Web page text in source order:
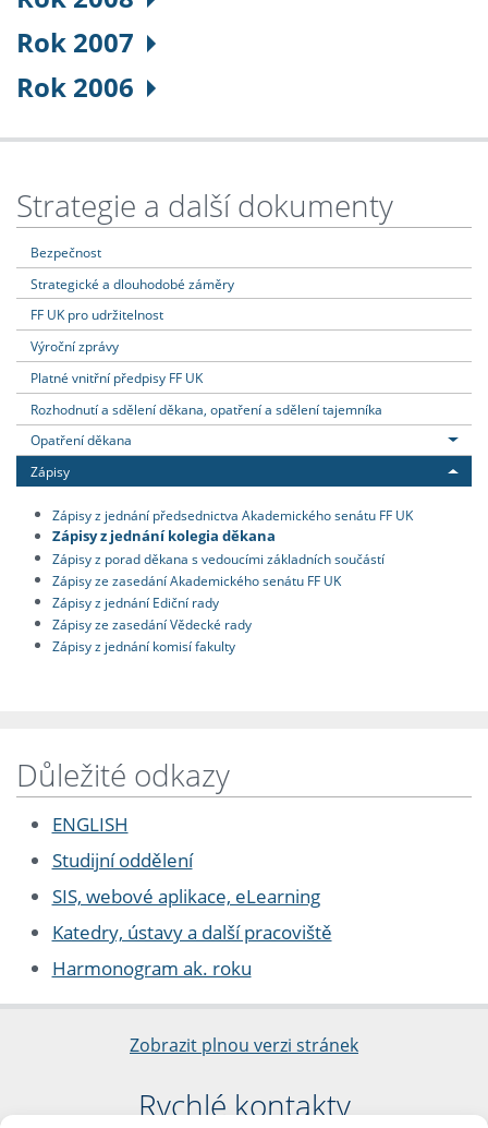
Rok 2007
Rok 2006
Strategie a další dokumenty
Bezpečnost
Strategické a dlouhodobé záměry
FF UK pro udržitelnost
Výroční zprávy
Platné vnitřní předpisy FF UK
Rozhodnutí a sdělení děkana, opatření a sdělení tajemníka
Opatření děkana
Zápisy
Zápisy z jednání předsednictva Akademického senátu FF UK
Zápisy z jednání kolegia děkana
Zápisy z porad děkana s vedoucími základních součástí
Zápisy ze zasedání Akademického senátu FF UK
Zápisy z jednání Ediční rady
Zápisy ze zasedání Vědecké rady
Zápisy z jednání komisí fakulty
Důležité odkazy
ENGLISH
Studijní oddělení
SIS, webové aplikace, eLearning
Katedry, ústavy a další pracoviště
Harmonogram ak. roku
Zobrazit plnou verzi stránek
Rychlé kontakty